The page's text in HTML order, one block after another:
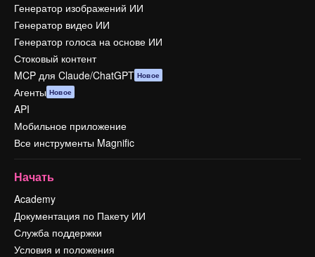
Генератор изображений ИИ
Генератор видео ИИ
Генератор голоса на основе ИИ
Стоковый контент
MCP для Claude/ChatGPT Новое
Агенты Новое
API
Мобильное приложение
Все инструменты Magnific
Начать
Academy
Документация по Пакету ИИ
Служба поддержки
Условия и положения